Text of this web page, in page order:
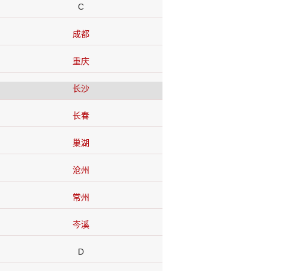
C
成都
重庆
长沙
长春
巢湖
沧州
常州
岑溪
D